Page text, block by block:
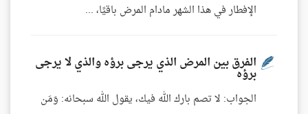
الإفطار في هذا الشهر مادام المرض باقيًا، ...
الفرق بين المرض الذي يرجى برؤه والذي لا يرجى
برؤه
الجواب: لا تصم بارك الله فيك، يقول الله سبحانه: وَمَن